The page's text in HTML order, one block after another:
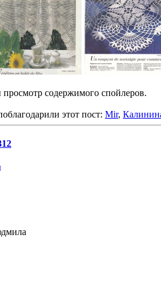
содержимого спойлеров.
этот пост: Mir,